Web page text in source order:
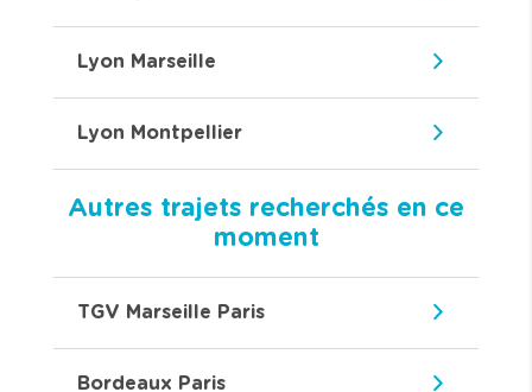
Lyon Marseille
Lyon Montpellier
Autres trajets recherchés en ce
moment
TGV Marseille Paris
Bordeaux Paris